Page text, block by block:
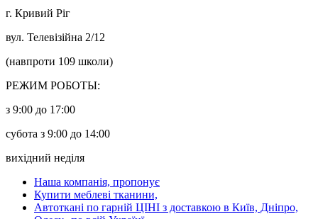
г. Кривий Ріг
вул. Телевізійна 2/12
(навпроти 109 школи)
РЕЖИМ РОБОТЫ:
з 9:00 до 17:00
субота з 9:00 до 14:00
вихідний неділя
Наша компанія, пропонує
Купити меблеві тканини,
Автоткані по гарній ЦІНІ з доставкою в Київ, Дніпро,